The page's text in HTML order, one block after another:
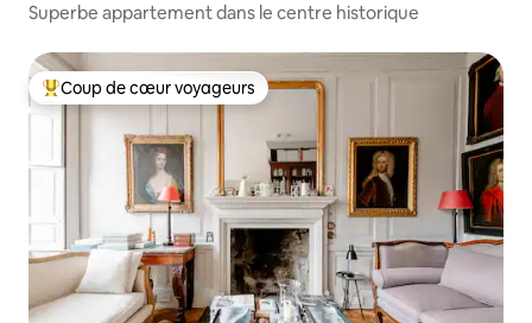
Superbe appartement dans le centre historique
Coups de cœur voyageurs les plus appréciés
Coup de cœur voyageurs